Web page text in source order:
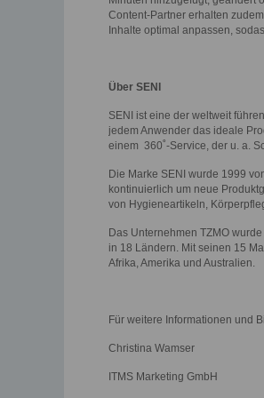
Content-Partner erhalten
Inhalte optimal anpassen,
Über SENI
SENI ist eine der weltweit
jedem Anwender das ideale
einem 360˚-Service, der u. a.
Die Marke SENI wurde 1999
kontinuierlich um neue
von Hygieneartikeln,
Das Unternehmen TZMO
in 18 Ländern. Mit seinen 15
Afrika, Amerika und Australien.
Für weitere Informationen und
Christina Wamser
ITMS Marketing GmbH